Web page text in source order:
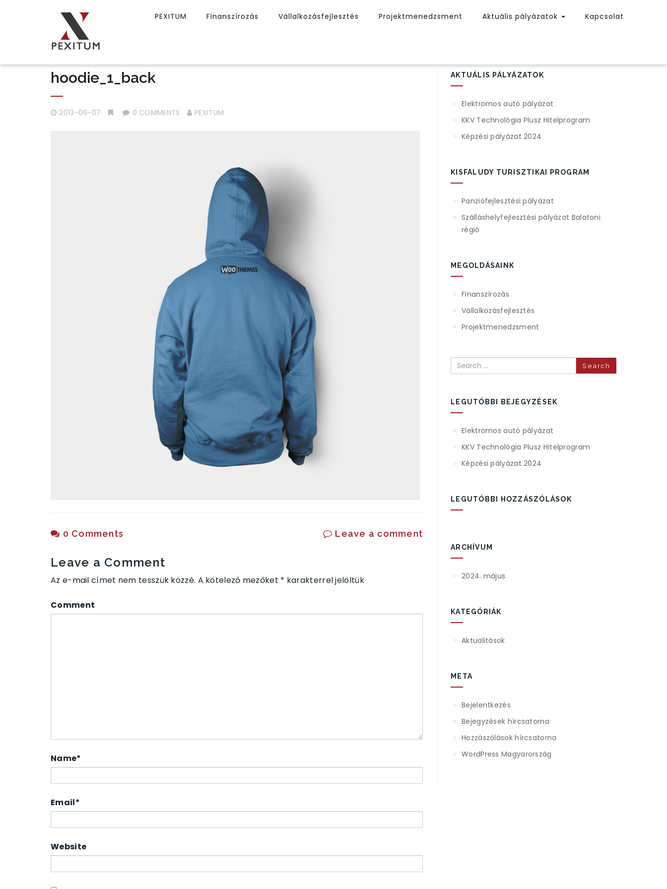
PEXITUM Finanszírozás Vállalkozásfejlesztés Projektmenedzsment Aktuális pályázatok Kapcsolat
hoodie_1_back
2013-06-07 0 COMMENTS PEXITUM
0 Comments Leave a comment
Leave a Comment
Az e-mail címet nem tesszük közzé. A kötelező mezőket * karakterrel jelöltük
Comment
Name*
Email*
Website
AKTUÁLIS PÁLYÁZATOK
Elektromos autó pályázat
KKV Technológia Plusz Hitelprogram
Képzési pályázat 2024
KISFALUDY TURISZTIKAI PROGRAM
Panziófejlesztési pályázat
Szálláshelyfejlesztési pályázat Balatoni
régió
MEGOLDÁSAINK
Finanszírozás
Vállalkozásfejlesztés
Projektmenedzsment
Search
LEGUTÓBBI BEJEGYZÉSEK
Elektromos autó pályázat
KKV Technológia Plusz Hitelprogram
Képzési pályázat 2024
LEGUTÓBBI HOZZÁSZÓLÁSOK
ARCHÍVUM
2024. május
KATEGÓRIÁK
Aktualitások
META
Bejelentkezés
Bejegyzések hírcsatorna
Hozzászólások hírcsatorna
WordPress Magyarország